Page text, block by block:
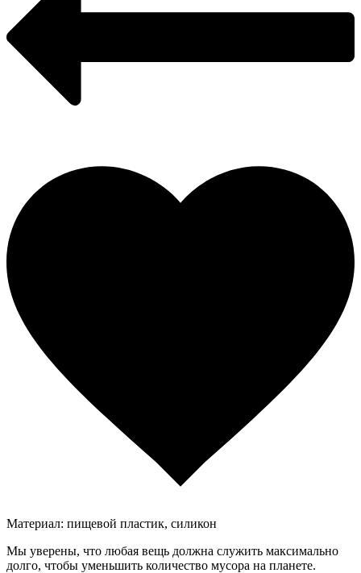
Материал: пищевой пластик, силикон
Мы уверены, что любая вещь должна служить максимально
долго, чтобы уменьшить количество мусора на планете.